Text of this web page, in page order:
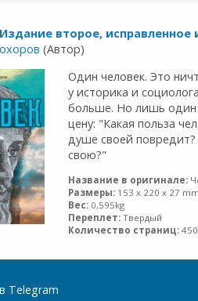
второе, исправленное
(Автор)
Один человек. Это
у историка и
больше. Но лишь один
цену: "Какая польза
душе своей
свою?"
Название в оригинале:
Размеры:153 x 220 x 27 mm
Вес:0,595kg
Переплет:Твердый
Количество страниц:450
Telegram